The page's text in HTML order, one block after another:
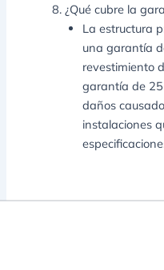
¿Qué cubre la
La estructura
una garantía
revestimiento
garantía de
daños
instalaciones